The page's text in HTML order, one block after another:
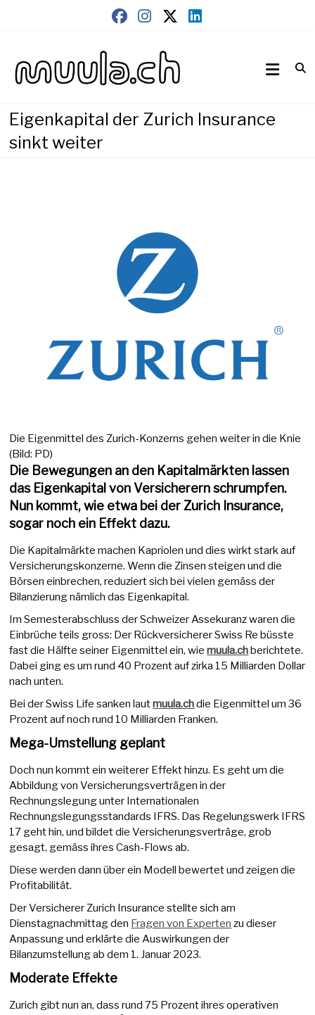
muula.ch
Eigenkapital der Zurich Insurance
sinkt weiter
Die Eigenmittel des Zurich-Konzerns gehen weiter in die Knie
(Bild: PD)
Die Bewegungen an den Kapitalmärkten lassen
das Eigenkapital von Versicherern schrumpfen.
Nun kommt, wie etwa bei der Zurich Insurance,
sogar noch ein Effekt dazu.
Die Kapitalmärkte machen Kapriolen und dies wirkt stark auf
Versicherungskonzerne. Wenn die Zinsen steigen und die
Börsen einbrechen, reduziert sich bei vielen gemäss der
Bilanzierung nämlich das Eigenkapital.
Im Semesterabschluss der Schweizer Assekuranz waren die
Einbrüche teils gross: Der Rückversicherer Swiss Re büsste
fast die Hälfte seiner Eigenmittel ein, wiemuula.chberichtete.
Dabei ging es um rund 40 Prozent auf zirka 15 Milliarden Dollar
nach unten.
Bei der Swiss Life sanken lautmuula.chdie Eigenmittel um 36
Prozent auf noch rund 10 Milliarden Franken.
Mega-Umstellung geplant
Doch nun kommt ein weiterer Effekt hinzu. Es geht um die
Abbildung von Versicherungsverträgen in der
Rechnungslegung unter Internationalen
Rechnungslegungsstandards IFRS. Das Regelungswerk IFRS
17 geht hin, und bildet die Versicherungsverträge, grob
gesagt, gemäss ihres Cash-Flows ab.
Diese werden dann über ein Modell bewertet und zeigen die
Profitabilität.
Der Versicherer Zurich Insurance stellte sich am
Dienstagnachmittag den Fragen von Experten zu dieser
Anpassung und erklärte die Auswirkungen der
Bilanzumstellung ab dem 1. Januar 2023.
Moderate Effekte
Zurich gibt nun an, dass rund 75 Prozent ihres operativen